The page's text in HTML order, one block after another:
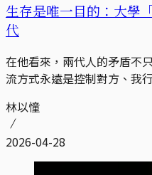
生存是唯一目的：大學
代
在他看來，兩代人的矛盾不
流方式永遠是控制對方、我
林以憧
2026-04-28